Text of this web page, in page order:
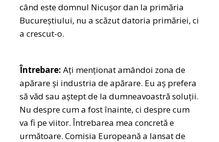
când este domnul Nicușor dan la primăria
Bucureștiului, nu a scăzut datoria primăriei, ci
a crescut-o.
Întrebare:Ați menționat amândoi zona de
apărare și industria de apărare. Eu aș prefera
să văd sau aștept de la dumneavoastră soluții.
Nu despre cum a fost înainte, ci despre cum
va fi pe viitor. Întrebarea mea concretă e
următoare. Comisia Europeană a lansat de